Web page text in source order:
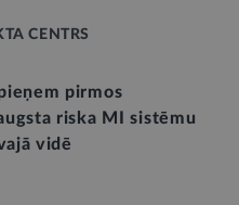
CENTRS
pirmos
riska MI sistēmu
vidē